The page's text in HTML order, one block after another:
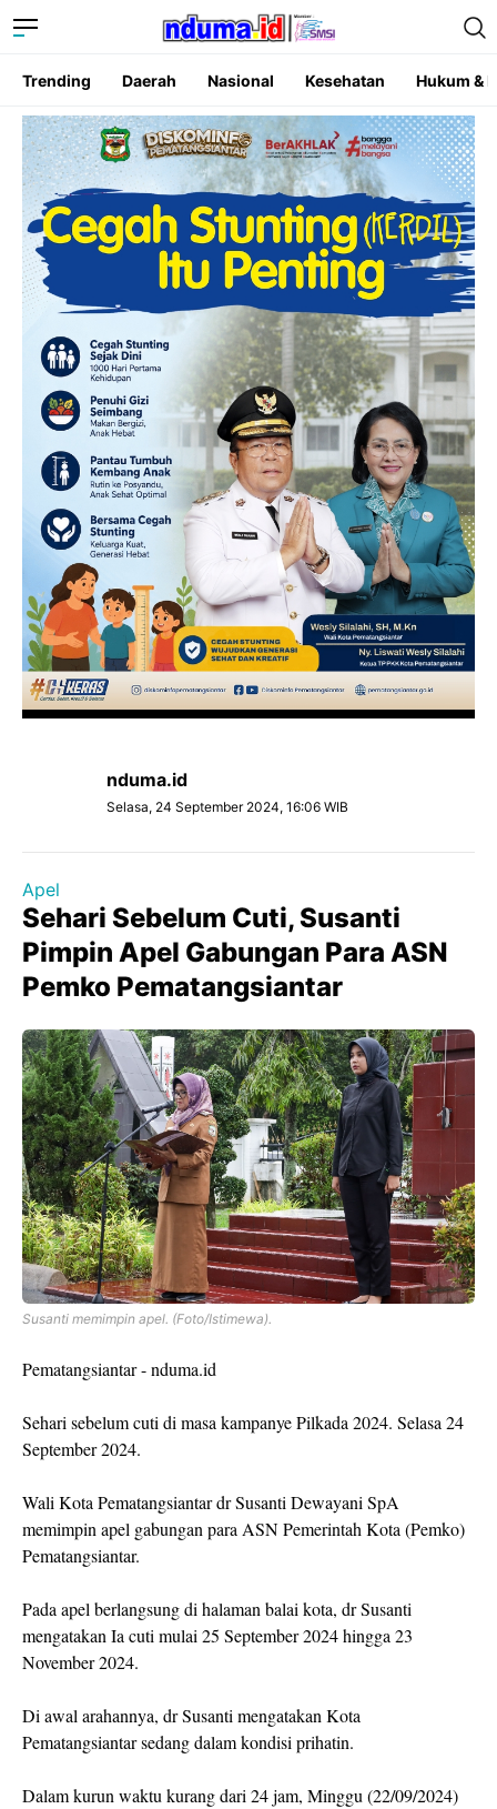
Trending Daerah Nasional Kesehatan Hukum &
nduma.id
Selasa, 24 September 2024, 16:06 WIB
Apel
Sehari Sebelum Cuti, Susanti
Pimpin Apel Gabungan Para ASN
Pemko Pematangsiantar
Susanti memimpin apel. (Foto/Istimewa).
Pematangsiantar - nduma.id
Sehari sebelum cuti di masa kampanye Pilkada 2024. Selasa 24
September 2024.
Wali Kota Pematangsiantar dr Susanti Dewayani SpA
memimpin apel gabungan para ASN Pemerintah Kota (Pemko)
Pematangsiantar.
Pada apel berlangsung di halaman balai kota, dr Susanti
mengatakan Ia cuti mulai 25 September 2024 hingga 23
November 2024.
Di awal arahannya, dr Susanti mengatakan Kota
Pematangsiantar sedang dalam kondisi prihatin.
Dalam kurun waktu kurang dari 24 jam, Minggu (22/09/2024)